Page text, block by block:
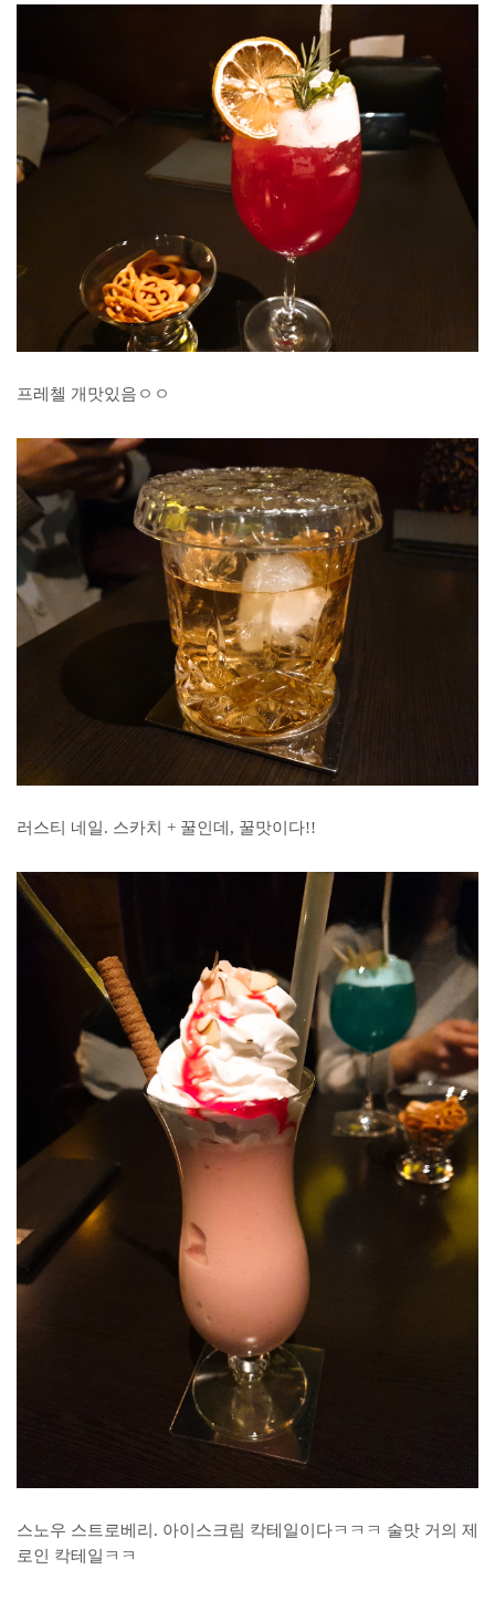
프레첼 개맛있음ㅇㅇ
러스티 네일. 스카치 + 꿀인데, 꿀맛이다!!
스노우 스트로베리. 아이스크림 칵테일이다ㅋㅋㅋ 술맛 거의 제
로인 칵테일ㅋㅋ